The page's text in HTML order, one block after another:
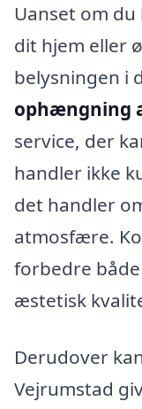
Uanset om
dit hjem eller
belysningen i
ophængning
service, der
handler ikke
det handler
atmosfære.
forbedre
æstetisk
Derudover
Vejrumstad